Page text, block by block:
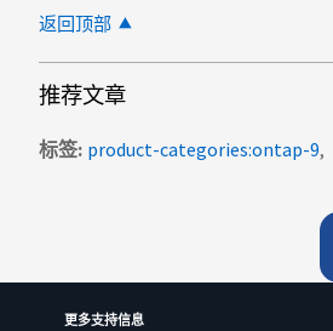
返回顶部
推荐文章
标签 product-categories:ontap-9
更多支持信息